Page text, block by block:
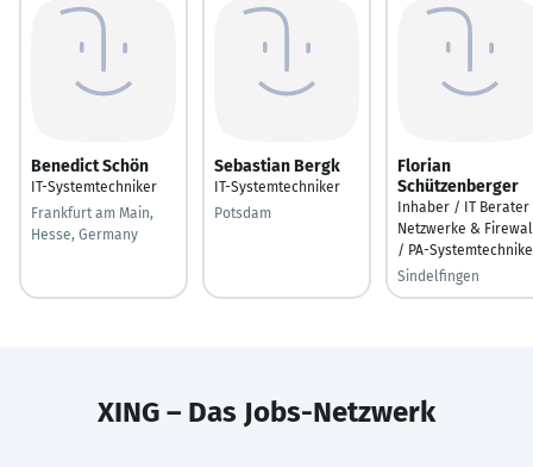
Benedict Schön
IT-Systemtechniker
Frankfurt am Main,
Hesse, Germany
Sebastian Bergk
IT-Systemtechniker
Potsdam
Florian
Schützenberger
Inhaber / IT Berater
Netzwerke &
/ PA-
Sindelfingen
XING – Das Jobs-Netzwerk